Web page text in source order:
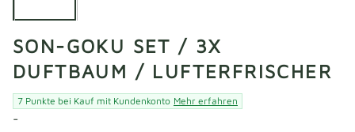
SON-GOKU SET / 3X
DUFTBAUM / LUFTERFRISCHER
7 Punkte bei Kauf mit Kundenkonto Mehr erfahren
-